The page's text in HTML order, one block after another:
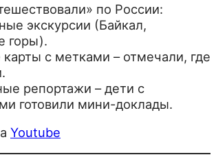
по России:
экскурсии (Байкал,
горы).
карты с метками – отмечали, где
репортажи – дети с
готовили мини-доклады.
Youtube